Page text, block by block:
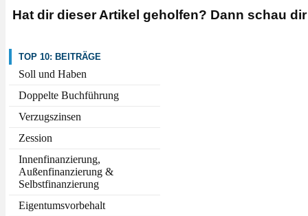
Hat dir dieser Artikel geholfen? Dann schau
TOP 10: BEITRÄGE
Soll und Haben
Doppelte Buchführung
Verzugszinsen
Zession
Innenfinanzierung,
Außenfinanzierung &
Selbstfinanzierung
Eigentumsvorbehalt